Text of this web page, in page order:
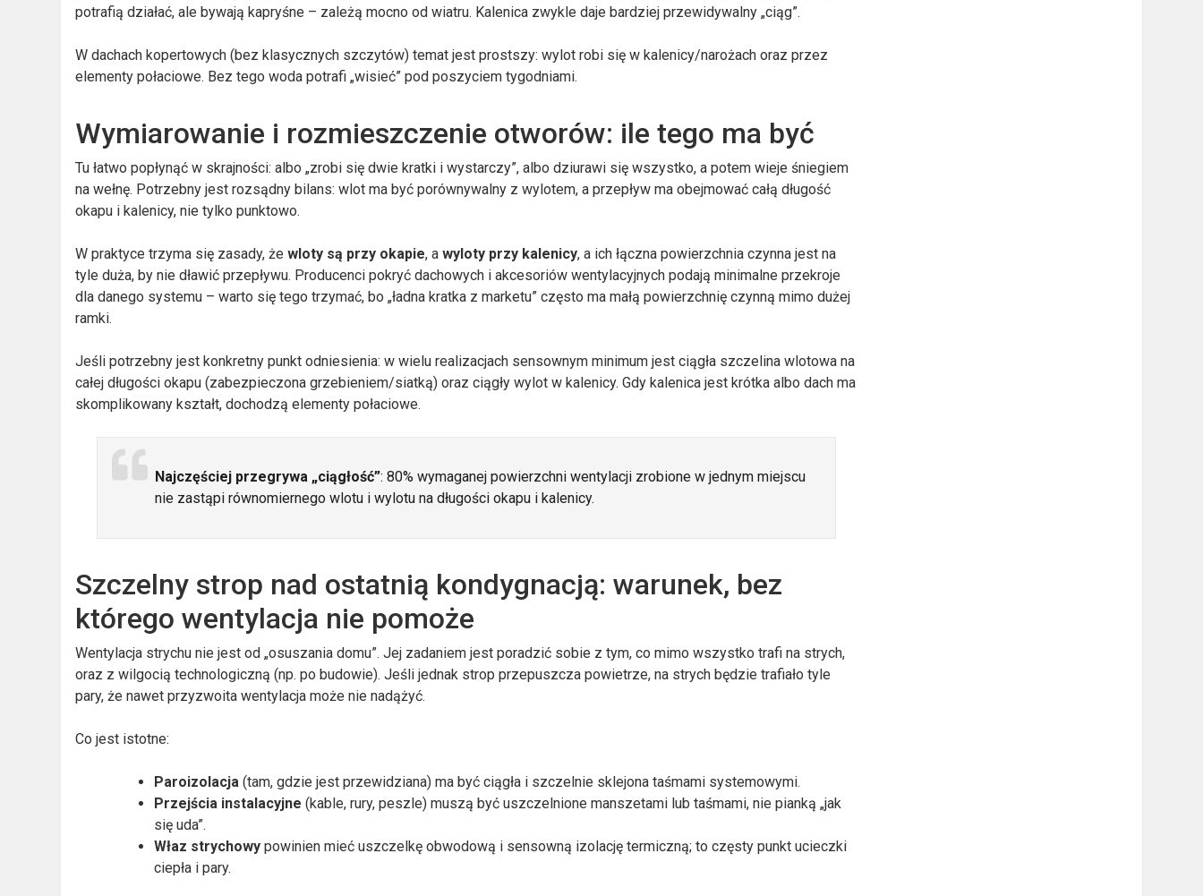
potrafią działać, ale bywają kapryśne – zależą mocno od wiatru. Kalenica zwykle daje bardziej przewidywalny „ciąg”.
W dachach kopertowych (bez klasycznych szczytów) temat jest prostszy: wylot robi się w kalenicy/narożach oraz przez
elementy połaciowe. Bez tego woda potrafi „wisieć” pod poszyciem tygodniami.
Wymiarowanie i rozmieszczenie otworów: ile tego ma być
Tu łatwo popłynąć w skrajności: albo „zrobi się dwie kratki i wystarczy”, albo dziurawi się wszystko, a potem wieje śniegiem
na wełnę. Potrzebny jest rozsądny bilans: wlot ma być porównywalny z wylotem, a przepływ ma obejmować całą długość
okapu i kalenicy, nie tylko punktowo.
W praktyce trzyma się zasady, żewloty są przy okapie, awyloty przy kalenicy, a ich łączna powierzchnia czynna jest na
tyle duża, by nie dławić przepływu. Producenci pokryć dachowych i akcesoriów wentylacyjnych podają minimalne przekroje
dla danego systemu – warto się tego trzymać, bo „ładna kratka z marketu” często ma małą powierzchnię czynną mimo dużej
ramki.
Jeśli potrzebny jest konkretny punkt odniesienia: w wielu realizacjach sensownym minimum jest ciągła szczelina wlotowa na
całej długości okapu (zabezpieczona grzebieniem/siatką) oraz ciągły wylot w kalenicy. Gdy kalenica jest krótka albo dach ma
skomplikowany kształt, dochodzą elementy połaciowe.
Najczęściej przegrywa „ciągłość”: 80% wymaganej powierzchni wentylacji zrobione w jednym miejscu
nie zastąpi równomiernego wlotu i wylotu na długości okapu i kalenicy.
Szczelny strop nad ostatnią kondygnacją: warunek, bez
którego wentylacja nie pomoże
Wentylacja strychu nie jest od „osuszania domu”. Jej zadaniem jest poradzić sobie z tym, co mimo wszystko trafi na strych,
oraz z wilgocią technologiczną (np. po budowie). Jeśli jednak strop przepuszcza powietrze, na strych będzie trafiało tyle
pary, że nawet przyzwoita wentylacja może nie nadążyć.
Co jest istotne:
Paroizolacja (tam, gdzie jest przewidziana) ma być ciągła i szczelnie sklejona taśmami systemowymi.
Przejścia instalacyjne (kable, rury, peszle) muszą być uszczelnione manszetami lub taśmami, nie pianką „jak
się uda”.
Właz strychowy powinien mieć uszczelkę obwodową i sensowną izolację termiczną; to częsty punkt ucieczki
ciepła i pary.